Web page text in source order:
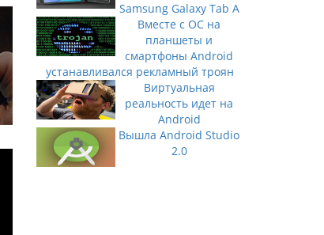
Samsung Galaxy Tab A
Вместе с ОС на
планшеты и
смартфоны Android
устанавливался рекламный троян
Виртуальная
реальность идет на
Android
Вышла Android Studio
2.0